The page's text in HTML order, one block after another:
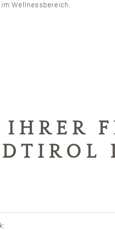
Wellnessbereich.